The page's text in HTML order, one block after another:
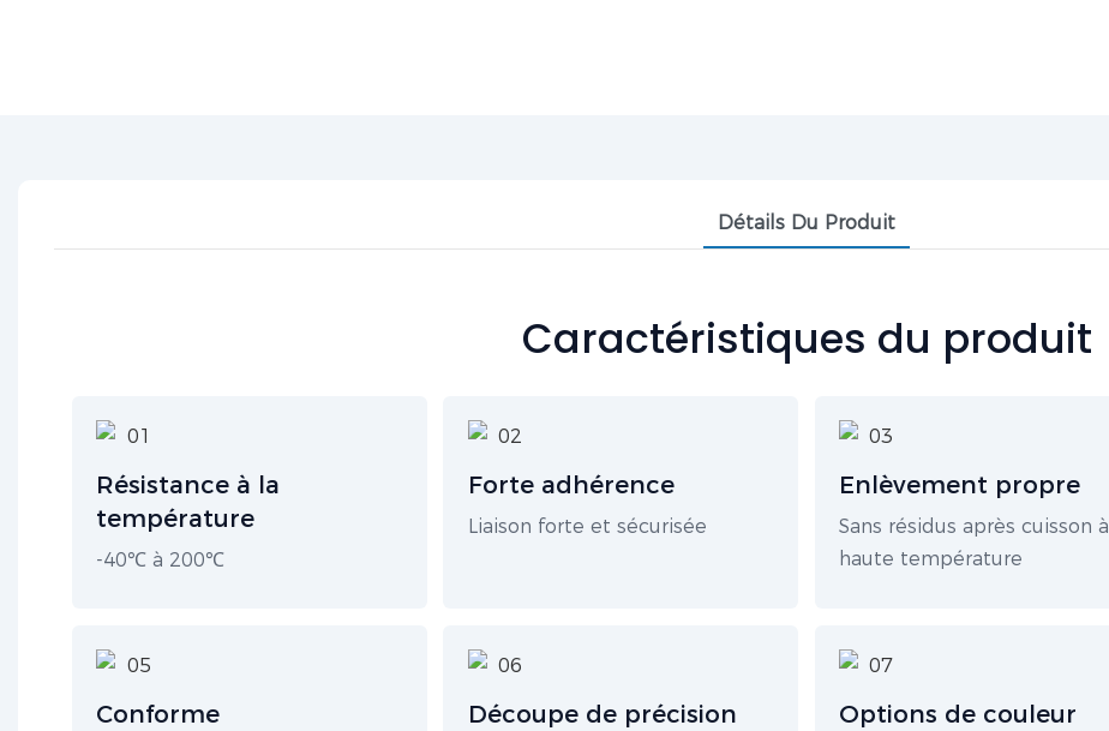
Détails Du Produit
Caractéristiques du produit
Résistance à la
température
-40℃ à 200℃
Forte adhérence
Liaison forte et sécurisée
Enlèvement propre
Sans résidus après cuisson à
haute température
Conforme Découpe de précision Options de couleur